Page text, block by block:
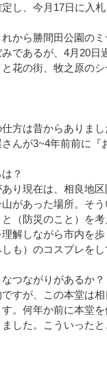
し、今月17日に入
から勝間田公園の
であるが、4月20日
花の街、牧之原のシ
方は昔からありまし
んが3~4年前前に『
？
り現在は、相良地
があった場所。そ
（防災のこと）を
解しながら市内を歩
も）のコスプレを
つながりがあるか？
すが、この本堂は
。何年か前に本堂
した。こういった